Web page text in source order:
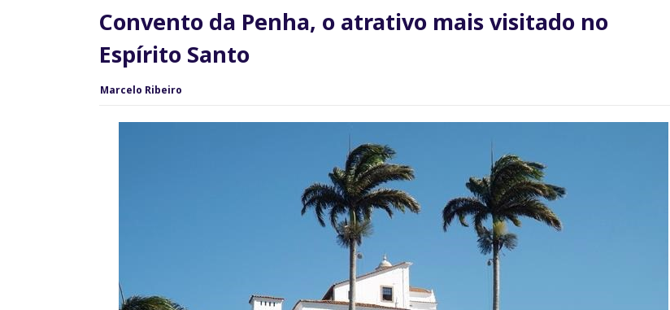
Convento da Penha, o atrativo mais visitado no
Espírito Santo
Marcelo Ribeiro